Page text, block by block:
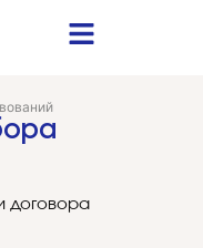
договора